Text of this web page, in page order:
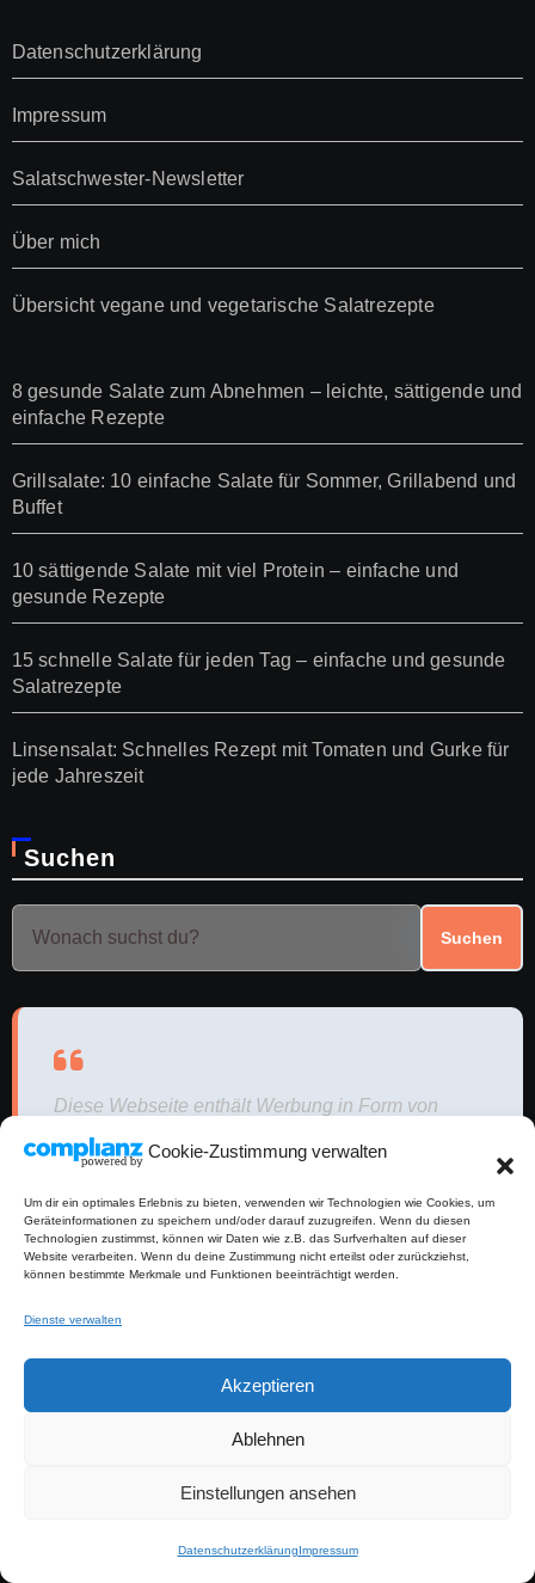
Cookie-Zustimmung verwalten
Um dir ein optimales Erlebnis zu bieten, verwenden wir Technologien wie Cookies, um
Geräteinformationen zu speichern und/oder darauf zuzugreifen. Wenn du diesen
Technologien zustimmst, können wir Daten wie z.B. das Surfverhalten auf dieser
Website verarbeiten. Wenn du deine Zustimmung nicht erteilst oder zurückziehst,
können bestimmte Merkmale und Funktionen beeinträchtigt werden.
Dienste verwalten
Akzeptieren
Ablehnen
Einstellungen ansehen
DatenschutzerklärungImpressum
Datenschutzerklärung
Impressum
Salatschwester-Newsletter
Über mich
Übersicht vegane und vegetarische Salatrezepte
8 gesunde Salate zum Abnehmen – leichte, sättigende und
einfache Rezepte
Grillsalate: 10 einfache Salate für Sommer, Grillabend und
Buffet
10 sättigende Salate mit viel Protein – einfache und
gesunde Rezepte
15 schnelle Salate für jeden Tag – einfache und gesunde
Salatrezepte
Linsensalat: Schnelles Rezept mit Tomaten und Gurke für
jede Jahreszeit
Suchen
Suchen
Diese Webseite enthält Werbung in Form von
Affiliate-Links. Wenn du über einen Link etwas
kaufst, erhalte ich eine kleine Provision, ohne
Mehrkosten für dich. Vielen Dank für deine
Unterstützung!
Werbung (Affiliate Link)